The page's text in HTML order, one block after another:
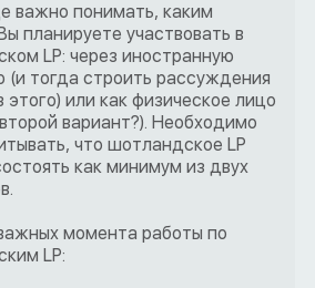
важно понимать, каким
планируете участвовать в
LP: через иностранную
(и тогда строить рассуждения
этого) или как физическое лицо
вариант?). Необходимо
что шотландское LP
как минимум из двух
момента работы по
LP: